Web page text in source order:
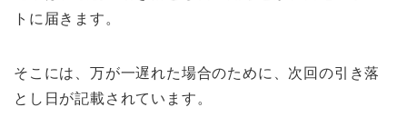
トに届きます。
そこには、万が一遅れた場合のために、次回の引き落
とし日が記載されています。